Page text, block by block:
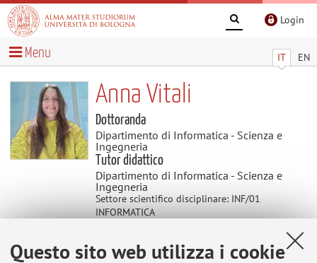
Questo sito web utilizza i cookie
Login
IT EN
Menu
Anna Vitali
Dottoranda
Dipartimento di Informatica - Scienza e
Ingegneria
Tutor didattico
Dipartimento di Informatica - Scienza e
Ingegneria
Settore scientifico disciplinare: INF/01
INFORMATICA
Didattica